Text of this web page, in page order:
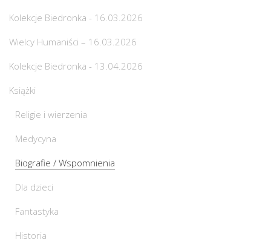
Kolekcje Biedronka - 16.03.2026
Wielcy Humaniści – 16.03.2026
Kolekcje Biedronka - 13.04.2026
Książki
Religie i wierzenia
Medycyna
Biografie / Wspomnienia
Dla dzieci
Fantastyka
Historia